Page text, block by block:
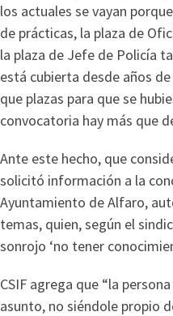
los actuales se vayan
de prácticas, la plaza de
la plaza de Jefe de Policía
está cubierta desde años
que plazas para que se
convocatoria hay más que
Ante este hecho, que
solicitó información a la
Ayuntamiento de Alfaro,
temas, quien, según el
sonrojo ‘no tener
CSIF agrega que “la
asunto, no siéndole propio